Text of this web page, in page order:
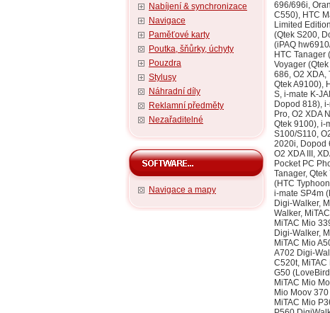
Nabíjení & synchronizace
Navigace
Paměťové karty
Poutka, šňůrky, úchyty
Pouzdra
Stylusy
Náhradní díly
Reklamní předměty
Nezařaditelné
Navigace a mapy